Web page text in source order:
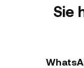
Sie